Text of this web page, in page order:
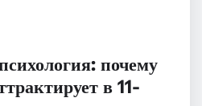
почему
в 11-